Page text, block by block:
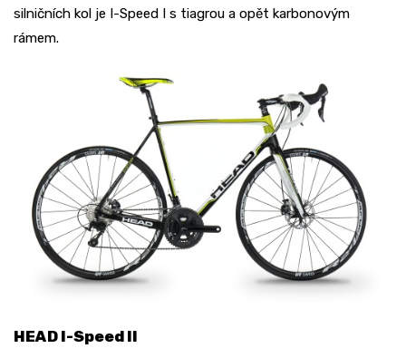
silničních kol je I-Speed I s tiagrou a opět karbonovým
rámem.
HEAD I-Speed II